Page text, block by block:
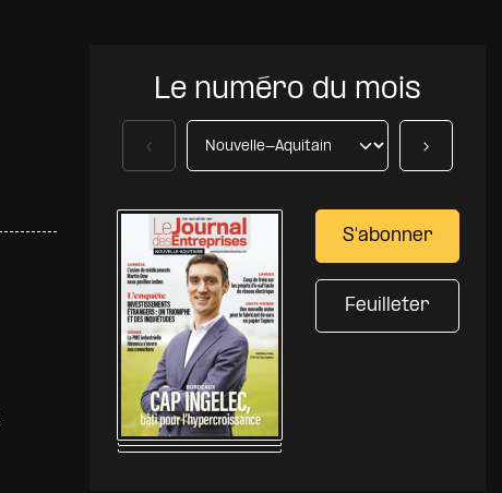
Le numéro du mois
S'abonner
Feuilleter
Précédent Suivant